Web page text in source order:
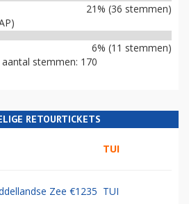
21% (36 stemmen)
6% (11 stemmen)
stemmen: 170
RETOURTICKETS
TUI
Zee €1235 TUI